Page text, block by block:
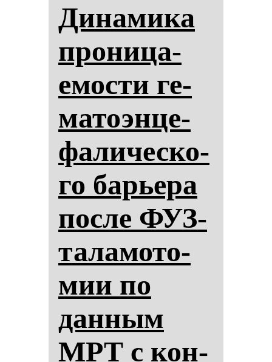
Ди­на­ми­ка
про­ни­ца­
емос­ти ге­
ма­то­эн­це­
фа­ли­чес­ко­
го барье­ра
пос­ле ФУЗ-
та­ла­мо­то­
мии по
дан­ным
МРТ с кон­